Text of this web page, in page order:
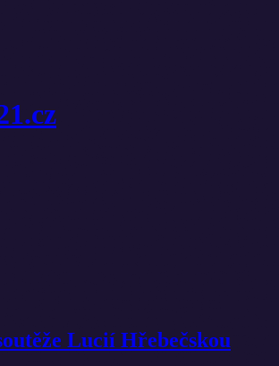
Lucií Hřebečskou